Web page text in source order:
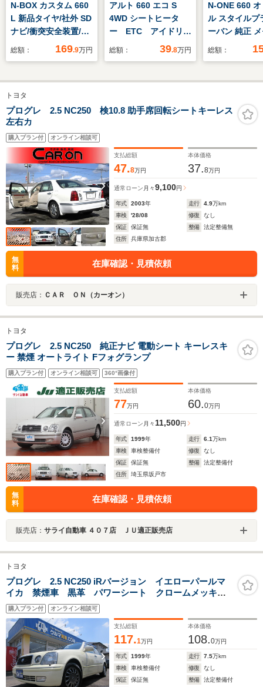
N-BOX カスタム 660
L 新品タイヤ/社外 SD
ナビ/衝突安全装置/電
動スライドドア/シー
ム/ドライブレコーダ
ー 前後/ヘッドランプ
LED/Bluetooth接
続/ETC
総額： 169.9万円
アルト 660 エコ S
4WD シートヒータ
ー ETC アイドリン
グストップ 社外ナビ
総額： 39.8万円
N-ONE 660
ル スタイルプ
ーバン 純正
ナビ/衝突安
ム/ドライブレ
LED/
続/ETC/EBD
総額：
トヨタ
プログレ 2.5 NC250 検10.8 助手席回転シートキーレス
左右カ
購入プラン付 オンライン相談可
支払総額
47.8万円
本体価格
37.8万円
通常ローン 月々9,100円
年式 2003年 走行 4.9万km
車検
'28/08 修復
なし
保証
保証無 整備
法定整備無
住所
兵庫県加古郡
無
料
在庫確認・見積依頼
販売店： ＣＡＲ ＯＮ（カーオン）
トヨタ
プログレ 2.5 NC250 純正ナビ 電動シート キーレスキ
ー 禁煙 オートライト Fフォグランプ
購入プラン付 オンライン相談可 360°画像付
支払総額
77万円
本体価格
60.0万円
通常ローン 月々 11,500円
年式 1999年 走行 6.1万km
車検
車検整備付 修復
なし
保証
保証無 整備
法定整備付
住所
埼玉県坂戸市
無
料
在庫確認・見積依頼
販売店： サライ自動車 ４０７店 ＪＵ適正販売店
トヨタ
プログレ 2.5 NC250 iRバージョン イエローパールマ
イカ 禁煙車 黒革 パワーシート クロームメッキホ
イール
購入プラン付 オンライン相談可
支払総額
117.1万円
本体価格
108.0万円
年式 1999年 走行 7.5万km
車検
車検整備付 修復
なし
保証
保証無 整備
法定整備付